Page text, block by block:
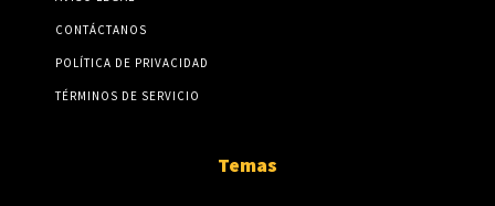
CONTÁCTANOS
POLÍTICA DE PRIVACIDAD
TÉRMINOS DE SERVICIO
Temas